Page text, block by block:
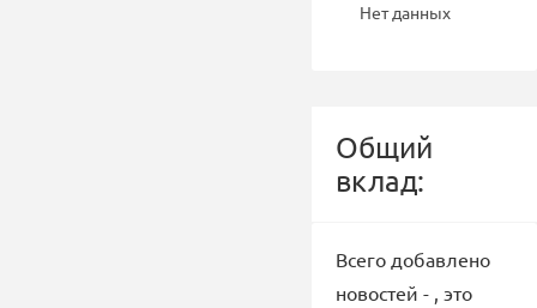
Нет данных
Общий
вклад:
Всего добавлено
новостей - , это